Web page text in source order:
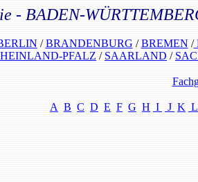
- BADEN-
/BRANDENBURG /BREMEN/
PFALZ / SAARLAND /
A B C D E F G H I J K L